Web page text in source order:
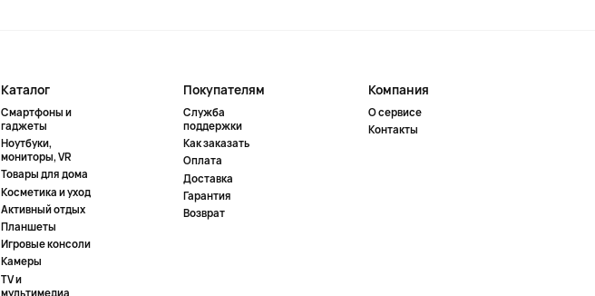
Каталог
Смартфоны и
гаджеты
Ноутбуки,
мониторы, VR
Товары для дома
Косметика и уход
Активный отдых
Планшеты
Игровые консоли
Камеры
TV и
мультимедиа
Покупателям
Служба
поддержки
Как заказать
Оплата
Доставка
Гарантия
Возврат
Компания
О сервисе
Контакты